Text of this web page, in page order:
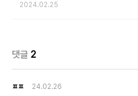
2024.02.25
댓글 2
ㅍㅍ 24.02.26